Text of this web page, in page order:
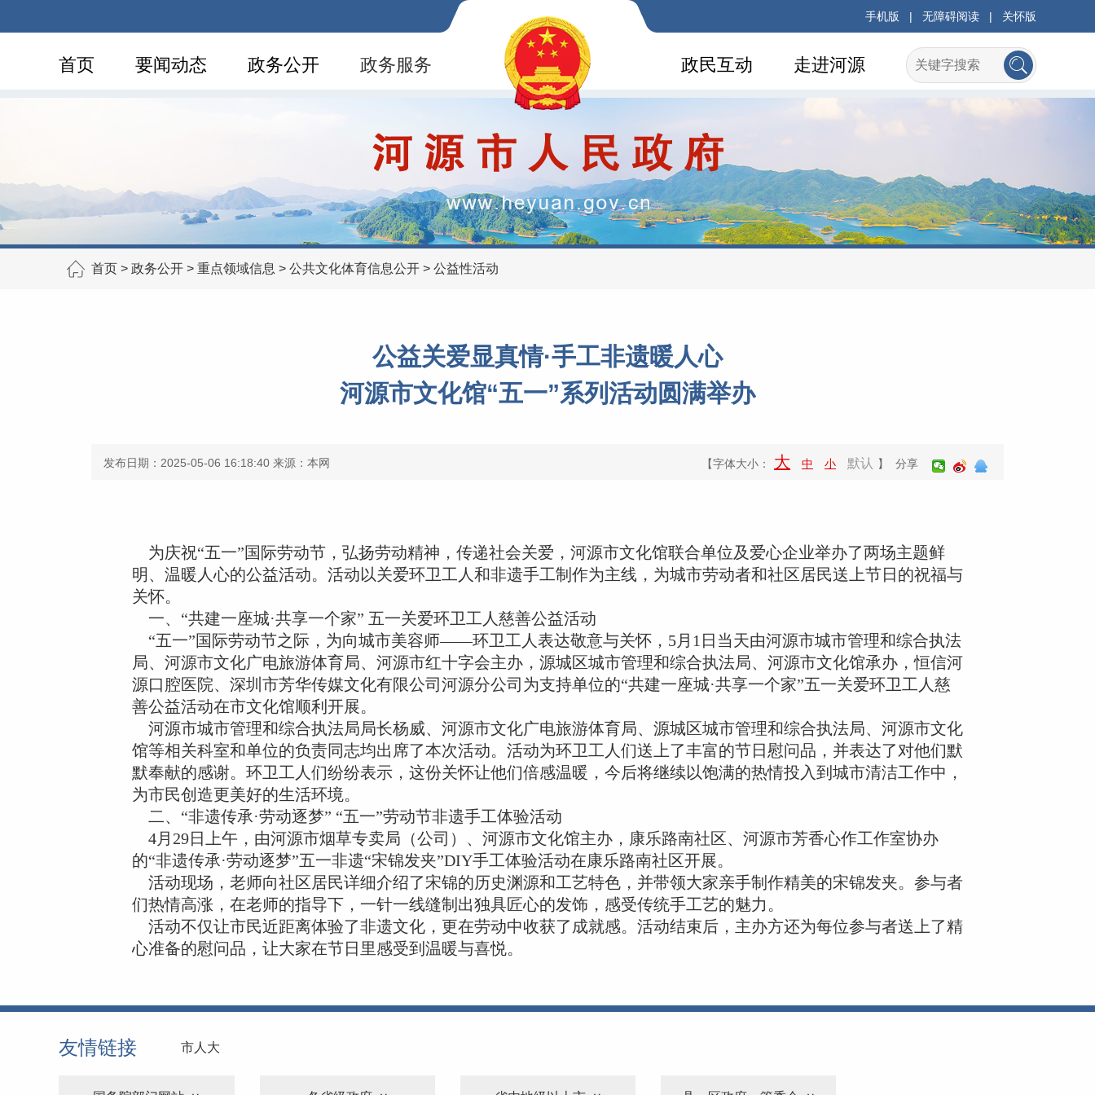
手机版 | 无障碍阅读 | 关怀版
首页 要闻动态 政务公开 政务服务 走进河源
政民互动
首页 > 政务公开 > 重点领域信息 > 公共文化体育信息公开 > 公益性活动
公益关爱显真情·手工非遗暖人心
河源市文化馆“五一”系列活动圆满举办
发布日期：2025-05-06 16:18:40 来源：本网 【字体大小： 大 中 小 默认 】 分享
为庆祝“五一”国际劳动节，弘扬劳动精神，传递社会关爱，河源市文化馆联合单位及爱心企业举办了两场主题鲜
明、温暖人心的公益活动。活动以关爱环卫工人和非遗手工制作为主线，为城市劳动者和社区居民送上节日的祝福与
关怀。
一、“共建一座城·共享一个家” 五一关爱环卫工人慈善公益活动
“五一”国际劳动节之际，为向城市美容师——环卫工人表达敬意与关怀，5月1日当天由河源市城市管理和综合执法
局、河源市文化广电旅游体育局、河源市红十字会主办，源城区城市管理和综合执法局、河源市文化馆承办，恒信河
源口腔医院、深圳市芳华传媒文化有限公司河源分公司为支持单位的“共建一座城·共享一个家”五一关爱环卫工人慈
善公益活动在市文化馆顺利开展。
河源市城市管理和综合执法局局长杨威、河源市文化广电旅游体育局、源城区城市管理和综合执法局、河源市文化
馆等相关科室和单位的负责同志均出席了本次活动。活动为环卫工人们送上了丰富的节日慰问品，并表达了对他们默
默奉献的感谢。环卫工人们纷纷表示，这份关怀让他们倍感温暖，今后将继续以饱满的热情投入到城市清洁工作中，
为市民创造更美好的生活环境。
二、“非遗传承·劳动逐梦” “五一”劳动节非遗手工体验活动
4月29日上午，由河源市烟草专卖局（公司）、河源市文化馆主办，康乐路南社区、河源市芳香心作工作室协办
的“非遗传承·劳动逐梦”五一非遗“宋锦发夹”DIY手工体验活动在康乐路南社区开展。
活动现场，老师向社区居民详细介绍了宋锦的历史渊源和工艺特色，并带领大家亲手制作精美的宋锦发夹。参与者
们热情高涨，在老师的指导下，一针一线缝制出独具匠心的发饰，感受传统手工艺的魅力。
活动不仅让市民近距离体验了非遗文化，更在劳动中收获了成就感。活动结束后，主办方还为每位参与者送上了精
心准备的慰问品，让大家在节日里感受到温暖与喜悦。
友情链接 市人大